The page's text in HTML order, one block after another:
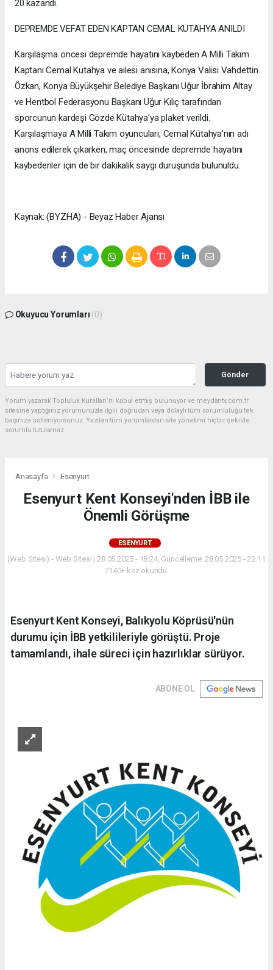
20 kazandı.
DEPREMDE VEFAT EDEN KAPTAN CEMAL KÜTAHYA ANILDI
Karşılaşma öncesi depremde hayatını kaybeden A Milli Takım
Kaptanı Cemal Kütahya ve ailesi anısına, Konya Valisi Vahdettin
Özkan, Konya Büyükşehir Belediye Başkanı Uğur İbrahim Altay
ve Hentbol Federasyonu Başkanı Uğur Kılıç tarafından
sporcunun kardeşi Gözde Kütahya'ya plaket verildi.
Karşılaşmaya A Milli Takım oyuncuları, Cemal Kütahya’nın adı
anons edilerek çıkarken, maç öncesinde depremde hayatını
kaybedenler için de bir dakikalık saygı duruşunda bulunuldu.
Kaynak: (BYZHA) - Beyaz Haber Ajansı
Okuyucu Yorumları (0)
Gönder
Yorum yazarak Topluluk Kuralları’nı kabul etmiş bulunuyor ve meydantv.com.tr
sitesine yaptığınız yorumunuzla ilgili doğrudan veya dolaylı tüm sorumluluğu tek
başınıza üstleniyorsunuz. Yazılan tüm yorumlardan site yönetimi hiçbir şekilde
sorumlu tutulamaz.
Anasayfa Esenyurt
Esenyurt Kent Konseyi'nden İBB ile
Önemli Görüşme
ESENYURT
(Web Sitesi) - Web Sitesi | 28.05.2025 - 18:24, Güncelleme: 28.05.2025 - 22:11
7140+ kez okundu.
Esenyurt Kent Konseyi, Balıkyolu Köprüsü'nün
durumu için İBB yetkilileriyle görüştü. Proje
tamamlandı, ihale süreci için hazırlıklar sürüyor.
ABONE OL